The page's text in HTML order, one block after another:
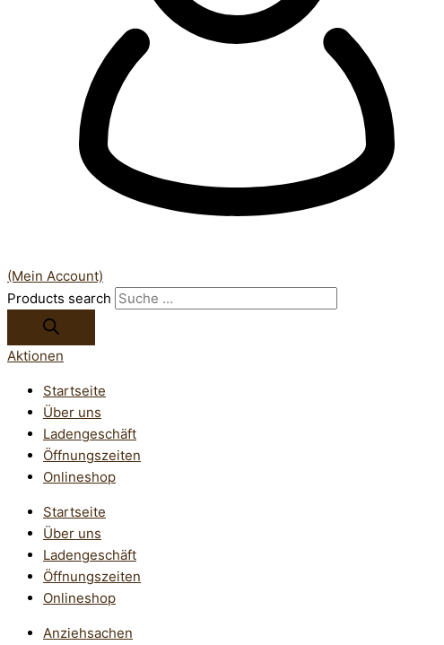
(Mein Account)
Products search
Aktionen
Startseite
Über uns
Ladengeschäft
Öffnungszeiten
Onlineshop
Startseite
Über uns
Ladengeschäft
Öffnungszeiten
Onlineshop
Anziehsachen